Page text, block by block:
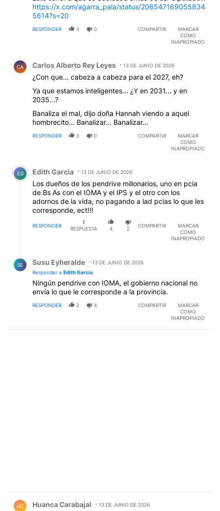
https://x.com/agarra_pala/status/206547169055834
5614?s=20
RESPONDER 3 0 COMPARTIR
MARCAR
COMO
INAPROPIADO
CA Carlos Alberto Rey Leyes 13 DE JUNIO DE 2026
¿Con que... cabeza a cabeza para el 2027, eh?
Ya que estamos inteligentes... ¿Y en 2031... y en
2035...?
Banaliza el mal, dijo doña Hannah viendo a aquel
hombrecito... Banalizar... Banalizar...
RESPONDER 3 0 COMPARTIR
MARCAR
COMO
INAPROPIADO
Comentario de Edith Garcia.
EG Edith Garcia 13 DE JUNIO DE 2026
Los dueños de los pendrive millonarios, uno en pcia
de Bs As con el IOMA y el IPS y el otro con los
adornos de la vida, no pagando a lad pcias lo que les
corresponde, ect!!!
RESPONDER
1
RESPUESTA
4 2
COMPARTIR
MARCAR
COMO
INAPROPIADO
SE Susu Eyheralde
13 DE JUNIO DE 2026
Responder a Edith Garcia
Ningún pendrive con IOMA, el gobierno nacional no
envía lo que le corresponde a la provincia.
RESPONDER 2 4 COMPARTIR
MARCAR
COMO
INAPROPIADO
HC Huanca Carabajal 13 DE JUNIO DE 2026